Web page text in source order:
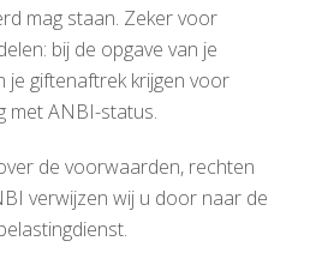
mag staan. Zeker voor
bij de opgave van je
je giftenaftrek krijgen voor
met ANBI-status.
de voorwaarden, rechten
verwijzen wij u door naar de